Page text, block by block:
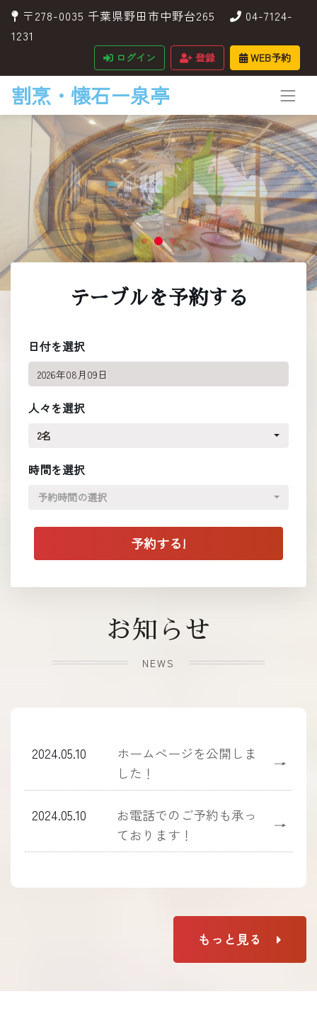
〒278-0035 千葉県野田市中野台265
04-7124-
1231
ログイン 登録 WEB予約
割烹・懐石ー泉亭
テーブルを予約する
日付を選択
人々を選択
2名
時間を選択
予約時間の選択
お知らせ
NEWS
2024.05.10
ホームぺージを公開しま
した！
→
2024.05.10
お電話でのご予約も承っ
ております！
→
もっと見る